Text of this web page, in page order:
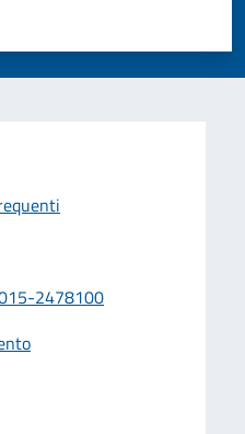
su 5
2478100